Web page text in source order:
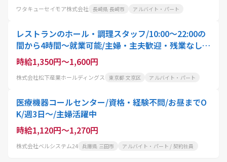
ワタキューセイモア株式会社 長崎県 長崎市 アルバイト・パート
レストランのホール・調理スタッフ/10:00〜22:00の
間から4時間〜就業可能/主婦・主夫歓迎・残業なし・
土日休み
時給1,350円～1,600円
株式会社松下産業ホールディングス 東京都 文京区 アルバイト・パート
医療機器コールセンター/資格・経験不問/お昼までO
K/週3日～/主婦活躍中
時給1,120円～1,270円
株式会社ベルシステム24 兵庫県 三田市 アルバイト・パート / 契約社員